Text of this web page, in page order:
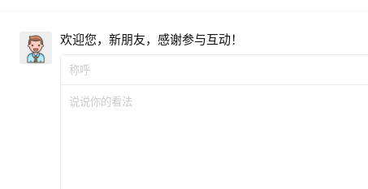
欢迎您，新朋友，感谢参与互动！